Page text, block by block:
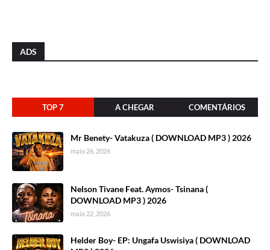
ADS
TOP 7 A CHEGAR COMENTÁRIOS
Mr Benety- Vatakuza ( DOWNLOAD MP3 ) 2026
maio 26, 2026
Nelson Tivane Feat. Aymos- Tsinana (
DOWNLOAD MP3 ) 2026
maio 22, 2026
Helder Boy- EP: Ungafa Uswisiya ( DOWNLOAD